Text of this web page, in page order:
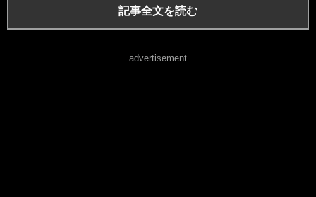
記事全文を読む
advertisement